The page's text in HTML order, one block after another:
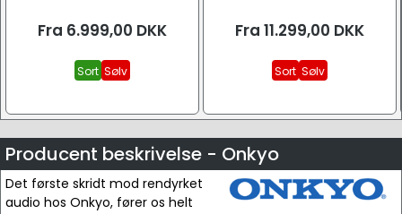
Fra 6.999,00 DKK
Sort Sølv
Fra 11.299,00 DKK
Sort Sølv
Producent beskrivelse - Onkyo
Det første skridt mod rendyrket
audio hos Onkyo, fører os helt